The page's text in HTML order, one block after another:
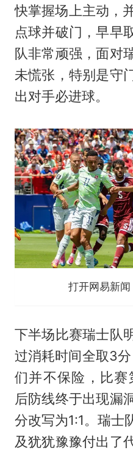
快掌握场上主动，
点球并破门，早早
队非常顽强，面对
未慌张，特别是守
出对手必进球。
打开网易新
下半场比赛瑞士队
过消耗时间全取3
们并不保险，比
后防线终于出现漏
分改写为1:1。瑞士
及犹犹豫豫付出了